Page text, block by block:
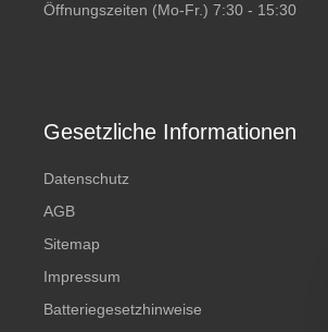
Öffnungszeiten (Mo-Fr.) 7:30 - 15:30
Gesetzliche Informationen
Datenschutz
AGB
Sitemap
Impressum
Batteriegesetzhinweise